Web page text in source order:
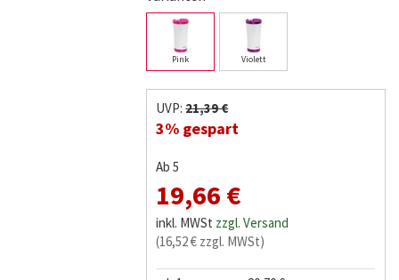
Pink Violett
UVP:21,39 €
3% gespart
Ab 5
19,66 €
inkl. MWSt zzgl. Versand
(16,52 € zzgl. MWSt)